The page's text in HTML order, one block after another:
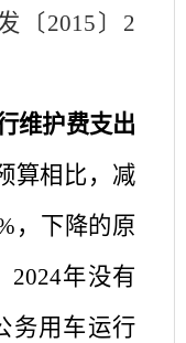
〔 2015〕2
维护费支出
算相比，减
，下降的原
2024年没有
务用车运行